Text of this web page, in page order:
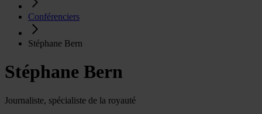
Conférenciers
Stéphane Bern
Stéphane Bern
Journaliste, spécialiste de la royauté